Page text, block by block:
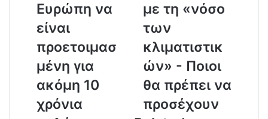
Ευρώπη να
είναι
προετοιμασ
μένη για
ακόμη 10
χρόνια
με τη «νόσο
των
κλιματιστικ
ών» - Ποιοι
θα πρέπει να
προσέχουν